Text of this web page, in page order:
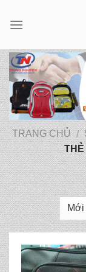
TRANG CHỦ /
THẺ